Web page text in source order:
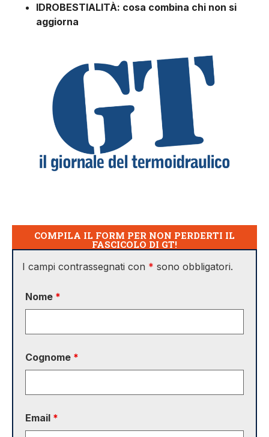
IDROBESTIALITÀ: cosa combina chi non si
aggiorna
COMPILA IL FORM PER NON PERDERTI IL
FASCICOLO DI GT!
I campi contrassegnati con * sono obbligatori.
Nome *
Cognome *
Email *